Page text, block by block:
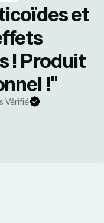
et
! Produit
!"
Vérifié